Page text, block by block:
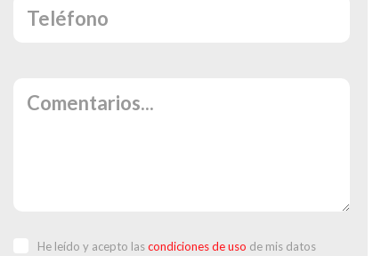
He leído y acepto lascondiciones de uso de mis datos